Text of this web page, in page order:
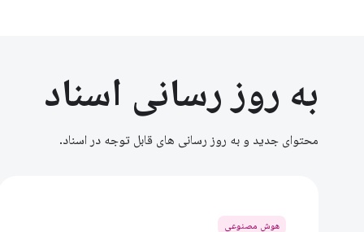
به روز رسانی اسناد
محتوای جدید و به روز رسانی های قابل توجه در اسناد.
هوش مصنوعی